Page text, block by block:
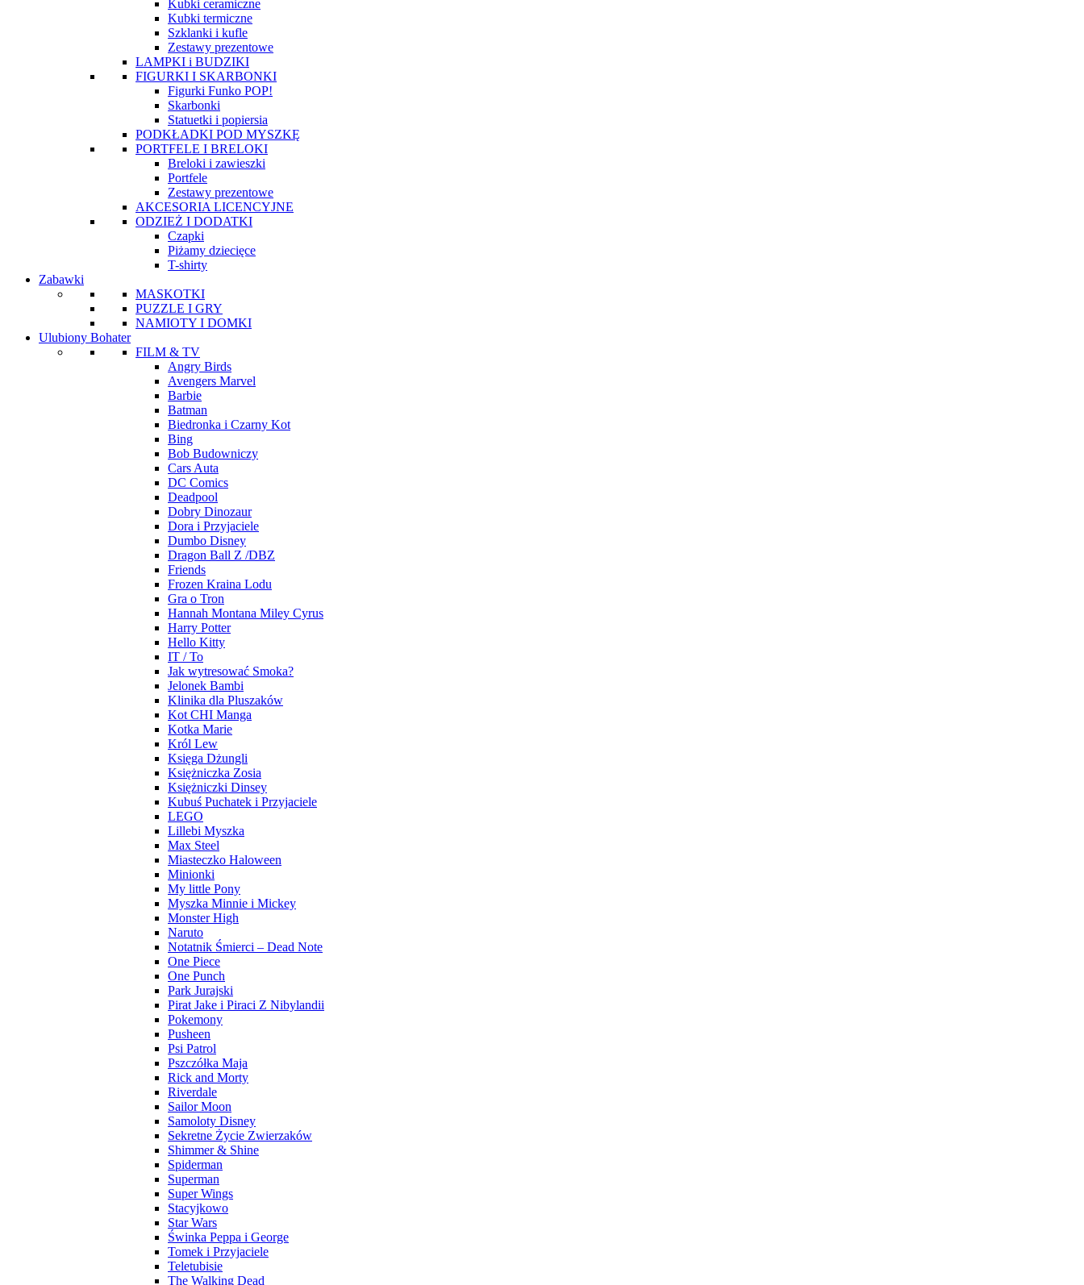
Kubki ceramiczne
Kubki termiczne
Szklanki i kufle
Zestawy prezentowe
LAMPKI i BUDZIKI
FIGURKI I SKARBONKI
Figurki Funko POP!
Skarbonki
Statuetki i popiersia
PODKŁADKI POD MYSZKĘ
PORTFELE I BRELOKI
Breloki i zawieszki
Portfele
Zestawy prezentowe
AKCESORIA LICENCYJNE
ODZIEŻ I DODATKI
Czapki
Piżamy dziecięce
T-shirty
Zabawki
MASKOTKI
PUZZLE I GRY
NAMIOTY I DOMKI
Ulubiony Bohater
FILM & TV
Angry Birds
Avengers Marvel
Barbie
Batman
Biedronka i Czarny Kot
Bing
Bob Budowniczy
Cars Auta
DC Comics
Deadpool
Dobry Dinozaur
Dora i Przyjaciele
Dumbo Disney
Dragon Ball Z /DBZ
Friends
Frozen Kraina Lodu
Gra o Tron
Hannah Montana Miley Cyrus
Harry Potter
Hello Kitty
IT / To
Jak wytresować Smoka?
Jelonek Bambi
Klinika dla Pluszaków
Kot CHI Manga
Kotka Marie
Król Lew
Księga Dżungli
Księżniczka Zosia
Księżniczki Dinsey
Kubuś Puchatek i Przyjaciele
LEGO
Lillebi Myszka
Max Steel
Miasteczko Haloween
Minionki
My little Pony
Myszka Minnie i Mickey
Monster High
Naruto
Notatnik Śmierci – Dead Note
One Piece
One Punch
Park Jurajski
Pirat Jake i Piraci Z Nibylandii
Pokemony
Pusheen
Psi Patrol
Pszczółka Maja
Rick and Morty
Riverdale
Sailor Moon
Samoloty Disney
Sekretne Życie Zwierzaków
Shimmer & Shine
Spiderman
Superman
Super Wings
Stacyjkowo
Star Wars
Świnka Peppa i George
Tomek i Przyjaciele
Teletubisie
The Walking Dead